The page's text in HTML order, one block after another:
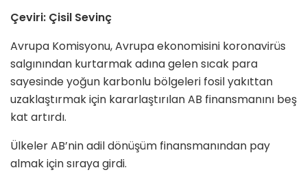
Çeviri: Çisil Sevinç
Avrupa Komisyonu, Avrupa ekonomisini koronavirüs
salgınından kurtarmak adına gelen sıcak para
sayesinde yoğun karbonlu bölgeleri fosil yakıttan
uzaklaştırmak için kararlaştırılan AB finansmanını beş
kat artırdı.
Ülkeler AB’nin adil dönüşüm finansmanından pay
almak için sıraya girdi.